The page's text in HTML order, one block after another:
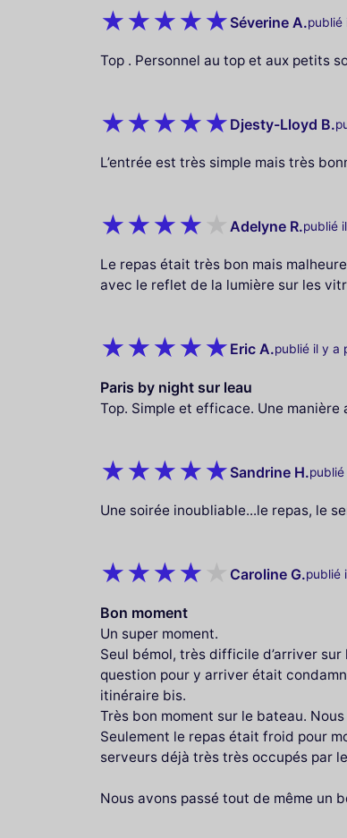
Séverine A.publié
Top . Personnel au top et aux petits
Djesty-Lloyd B.
L’entrée est très simple mais très
Adelyne R.publié
Le repas était très bon mais
avec le reflet de la lumière sur les
Eric A.publié il y a
Paris by night sur leau
Top. Simple et efficace. Une manière
Sandrine H.
Une soirée inoubliable...le repas, le
Caroline G.publié
Bon moment
Un super moment.
Seul bémol, très difficile d’arriver
question pour y arriver était
itinéraire bis.
Très bon moment sur le bateau.
Seulement le repas était froid pour
serveurs déjà très très occupés par
Nous avons passé tout de même un